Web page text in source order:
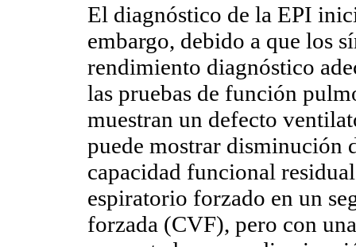
El diagnóstico de la EPI
embargo, debido a que los
rendimiento diagnóstico
las pruebas de función
muestran un defecto
puede mostrar disminución
capacidad funcional
espiratorio forzado en un
forzada (CVF), pero con